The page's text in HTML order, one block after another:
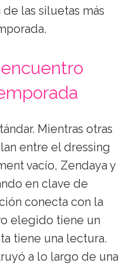
las siluetas más
Mientras otras
entre el dressing
vacío, Zendaya y
en clave de
conecta con la
elegido tiene un
tiene una lectura.
a lo largo de una